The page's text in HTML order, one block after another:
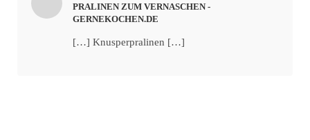
PRALINEN ZUM VERNASCHEN -
GERNEKOCHEN.DE
[…] Knusperpralinen […]